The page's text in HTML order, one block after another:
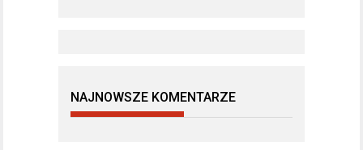
NAJNOWSZE KOMENTARZE